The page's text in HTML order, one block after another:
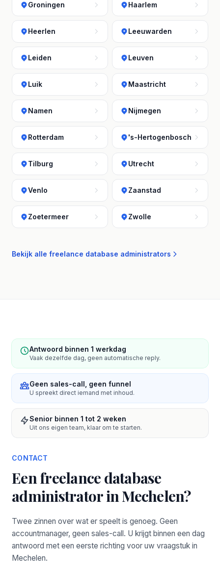
Groningen Haarlem
Heerlen Leeuwarden
Leiden Leuven
Luik Maastricht
Namen Nijmegen
Rotterdam 's-Hertogenbosch
Tilburg Utrecht
Venlo Zaanstad
Zoetermeer Zwolle
Bekijk alle freelance database administrators
Antwoord binnen 1 werkdag
Vaak dezelfde dag, geen automatische reply.
Geen sales-call, geen funnel
U spreekt direct iemand met inhoud.
Senior binnen 1 tot 2 weken
Uit ons eigen team, klaar om te starten.
CONTACT
Een freelance database
administrator in Mechelen?
Twee zinnen over wat er speelt is genoeg. Geen
accountmanager, geen sales-call. U krijgt binnen een dag
antwoord met een eerste richting voor uw vraagstuk in
Mechelen.